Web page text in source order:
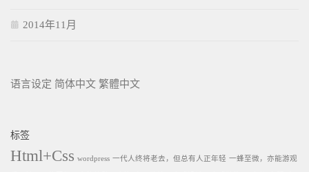
2014年11月
语言设定 简体中文 繁體中文
标签
Html+Css wordpress 一代人终将老去，但总有人正年轻 一蜂至微，亦能游观